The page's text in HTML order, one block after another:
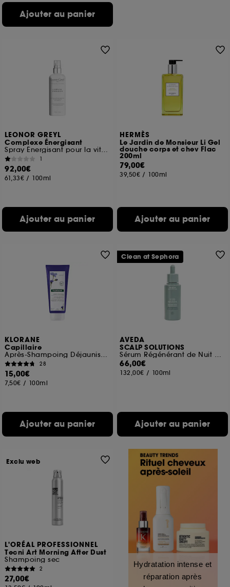
Ajouter au panier
LEONOR GREYL
Complexe Énergisant
Spray Énergisant pour la vitalité des cheveux
1
92,00€
61,33€ / 100ml
Ajouter au panier
HERMÈS
Le Jardin de Monsieur Li Gel
douche corps et chev Flac
200ml
79,00€
39,50€ / 100ml
Ajouter au panier
KLORANE
Capillaire
Après-Shampoing Déjaunissant A La Centaurée BIO
28
15,00€
7,50€ / 100ml
Ajouter au panier
AVEDA
SCALP SOLUTIONS
Sérum Régénérant de Nuit Cuir Chevelu
66,00€
132,00€ / 100ml
Ajouter au panier
Clean at Sephora
L'ORÉAL PROFESSIONNEL
Tecni Art Morning After Dust
Shampoing sec
2
27,00€
Exclu web
Hydratation intense et
réparation après